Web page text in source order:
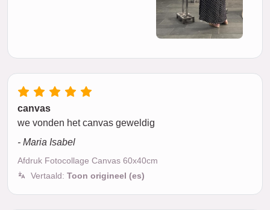
canvas
we vonden het canvas geweldig
- Maria Isabel
Afdruk Fotocollage Canvas 60x40cm
Vertaald: Toon origineel (es)